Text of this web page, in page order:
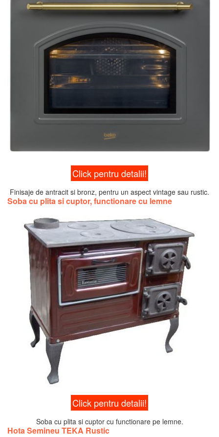
Click pentru detalii!
Finisaje de antracit si bronz, pentru un aspect vintage sau rustic.
Soba cu plita si cuptor, functionare cu lemne
Click pentru detalii!
Soba cu plita si cuptor cu functionare pe lemne.
Hota Semineu TEKA Rustic